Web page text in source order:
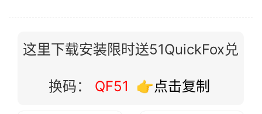
这里下载安装限时送51QuickFox兑
换码： QF51 👉点击复制